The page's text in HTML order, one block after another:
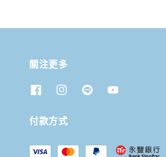
關注更多
付款方式